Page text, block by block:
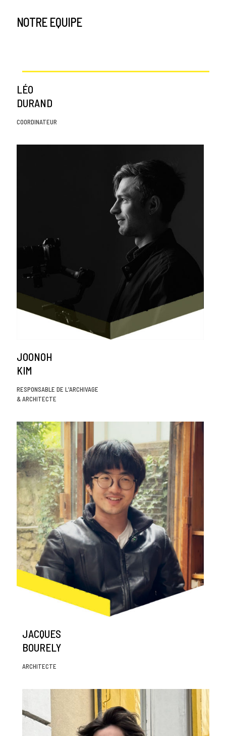
NOTRE EQUIPE
LÉO
DURAND
COORDINATEUR
JOONOH
KIM
RESPONSABLE DE L'ARCHIVAGE
& ARCHITECTE
JACQUES
BOURELY
ARCHITECTE